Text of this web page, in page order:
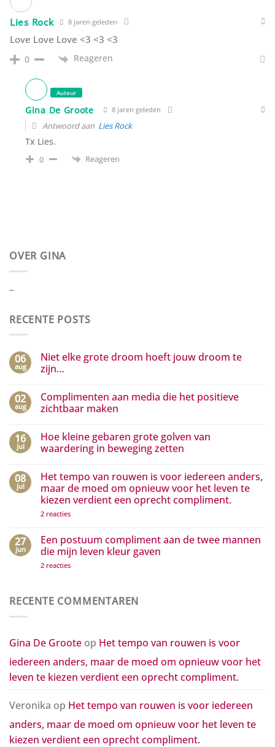
Lies Rock 8 jaren geleden
Love Love Love <3 <3 <3
0 Reageren
Auteur
Gina De Groote 8 jaren geleden
Antwoord aan Lies Rock
Tx Lies.
0 Reageren
OVER GINA
–
RECENTE POSTS
06
aug
Niet elke grote droom hoeft jouw droom te
zijn…
op
Niet
elke
hoeft
jouw
droom
02
aug
Complimenten aan media die het positieve
zichtbaar maken
op
Complimenten
aan
het
positieve
zichtbaar
maken
16
jul
Hoe kleine gebaren grote golven van
waardering in beweging zetten
op
Hoe
kleine
gebaren
golven
in
beweging
zetten
08
jul
Het tempo van rouwen is voor iedereen anders,
maar de moed om opnieuw voor het leven te
kiezen verdient een oprecht compliment.
2 reactiesop
van
rouwen
is
iedereen
moed
leven
te
verdient
oprecht
27
jun
Een postuum compliment aan de twee mannen
die mijn leven kleur gaven
2 reactiesop
aan
de
leven
gaven
RECENTE COMMENTAREN
Gina De Groote op Het tempo van rouwen is voor
iedereen anders, maar de moed om opnieuw voor het
leven te kiezen verdient een oprecht compliment.
Veronika op Het tempo van rouwen is voor iedereen
anders, maar de moed om opnieuw voor het leven te
kiezen verdient een oprecht compliment.